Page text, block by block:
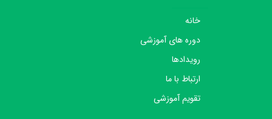
خانه
دوره های آموزشی
رویدادها
ارتباط با ما
تقویم آموزشی